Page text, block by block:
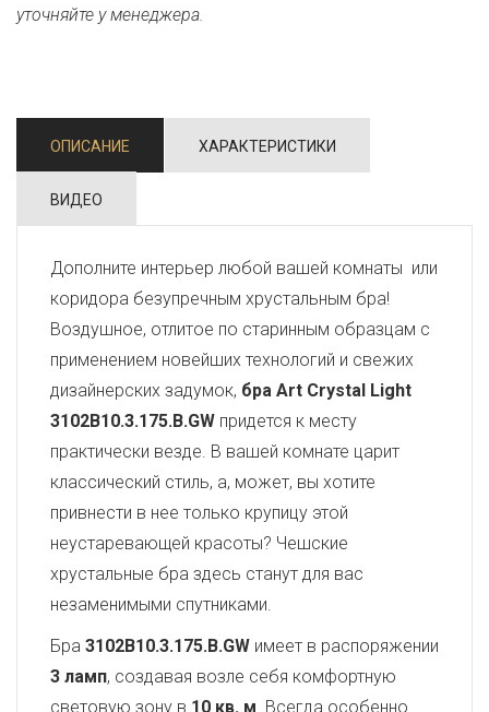
уточняйте у менеджера.
ОПИСАНИЕ ХАРАКТЕРИСТИКИ
ВИДЕО
Дополните интерьер любой вашей комнаты или
коридора безупречным хрустальным бра!
Воздушное, отлитое по старинным образцам с
применением новейших технологий и свежих
дизайнерских задумок, бра Art Crystal Light
3102B10.3.175.B.GW придется к месту
практически везде. В вашей комнате царит
классический стиль, а, может, вы хотите
привнести в нее только крупицу этой
неустаревающей красоты? Чешские
хрустальные бра здесь станут для вас
незаменимыми спутниками.
Бра 3102B10.3.175.B.GW имеет в распоряжении
3 ламп, создавая возле себя комфортную
световую зону в 10 кв. м . Всегда особенно